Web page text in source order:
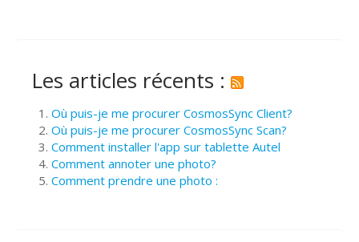
Les articles récents :
Où puis-je me procurer CosmosSync Client?
Où puis-je me procurer CosmosSync Scan?
Comment installer l'app sur tablette Autel
Comment annoter une photo?
Comment prendre une photo :